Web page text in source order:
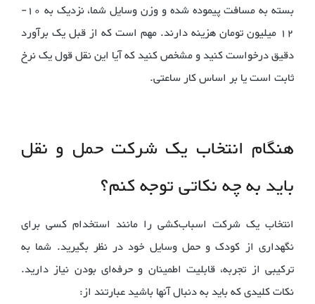
بسته به مسافت پیموده شده و وزن وسایل شما، نزدیک به 10-
12 میلیون تومان هزینه دارند. مهم است که از قبل یک برآورد
دقیق درخواست کنید و مشخص کنید که آیا این نقل قول یک نرخ
ثابت است یا بر اساس کار ساعتی.
هنگام انتخاب یک شرکت حمل و نقل
باید به چه نکاتی توجه کنم؟
انتخاب یک شرکت اسباب‌کشی را مانند استخدام کسی برای
نگهداری از کودک و حمل وسایل خود در نظر بگیرید. شما به
ترکیبی از تجربه، قابلیت اطمینان و حرفه‌ای بودن نیاز دارید.
نکات کلیدی که باید به دنبال آنها باشید عبارتند از: